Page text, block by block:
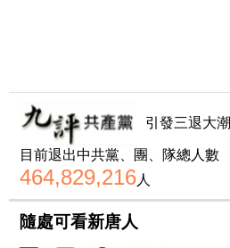
引發三退大潮
目前退出中共黨、團、隊總人數
464,829,216人
隨處可看新唐人